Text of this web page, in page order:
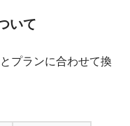
いて
プランに合わせて換